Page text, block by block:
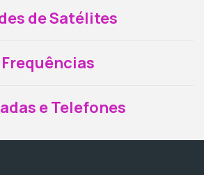
de Satélites
Frequências
e Telefones